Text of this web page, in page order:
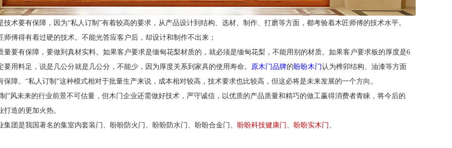
技术要有保障，因为“私人订制”有着较高的要求，从产品设计到结构、选材、制作、打磨等方面，都考验着木匠师傅的技术水平。
师傅得有着过硬的技术。不能光答应客户后，却设计和制作不出来；
量要有保障，要做到真材实料。如果客户要求是缅甸花梨材质的，就必须是缅甸花梨，不能用别的材质。如果客户要求板的厚度是6
要用料足，说是几公分就是几公分，不能少，因为厚度关系到家具的使用寿命。 原木门品牌的盼盼木门认为榫卯结构、油漆等方面
保障。“私人订制”这种模式相对于批量生产来说，成本相对较高，技术要求也比较高，但这必将是未来发展的一个方向。
”风未来的行业前景不可估量，但木门企业还需做好技术，严守诚信，以优质的产品质量和精巧的做工赢得消费者青睐，将今后的
打造的更加火热。
集团是我国著名的集室内套装门、盼盼防火门、盼盼防水门、盼盼合金门、 盼盼科技健康门 、 盼盼实木门 、